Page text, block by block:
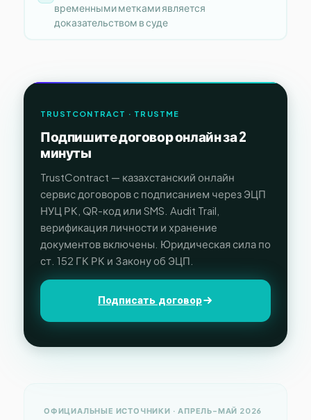
временными метками является
доказательством в суде
TRUSTCONTRACT · TRUSTME
Подпишите договор онлайн за 2
минуты
TrustContract — казахстанский онлайн
сервис договоров с подписанием через ЭЦП
НУЦ РК, QR-код или SMS. Audit Trail,
верификация личности и хранение
документов включены. Юридическая сила по
ст. 152 ГК РК и Закону об ЭЦП.
Подписать договор
ОФИЦИАЛЬНЫЕ ИСТОЧНИКИ · АПРЕЛЬ–МАЙ 2026